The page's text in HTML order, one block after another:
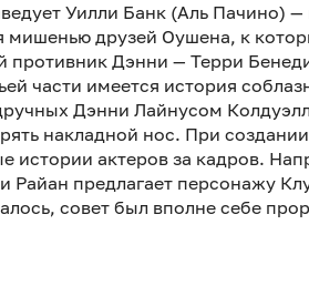
Уилли Банк (Аль Пачино)
мишенью друзей Оушена, к
противник Дэнни — Терри
части имеется история
Дэнни Лайнусом
накладной нос. При
истории актеров за кадров.
Райан предлагает персонажу
совет был вполне себе